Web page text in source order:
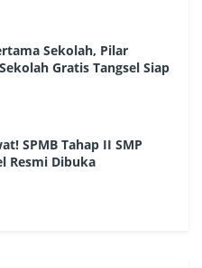
Sekolah, Pilar
Gratis Tangsel Siap
SPMB Tahap II SMP
Resmi Dibuka